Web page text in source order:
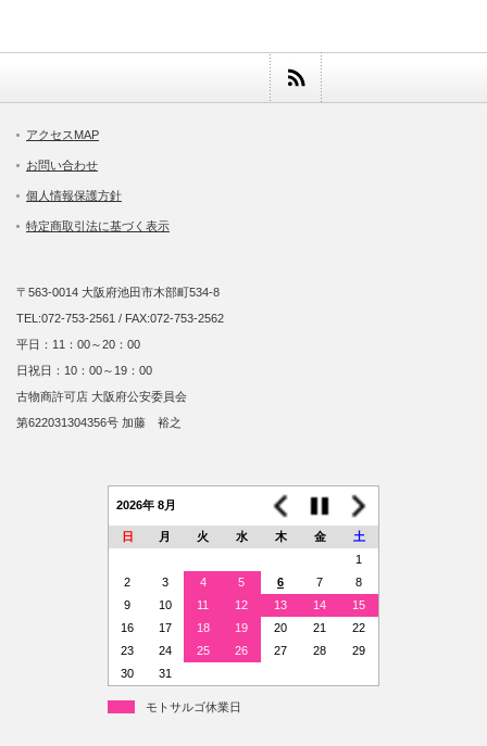
アクセスMAP
お問い合わせ
個人情報保護方針
特定商取引法に基づく表示
〒563-0014 大阪府池田市木部町534-8
TEL:072-753-2561 / FAX:072-753-2562
平日：11：00～20：00
日祝日：10：00～19：00
古物商許可店 大阪府公安委員会
第622031304356号 加藤 裕之
2026年 8月
日 月 火 水 木 金
土
1
2
3 4 5 6 7
8
9
10 11 12 13 14
15
16
17 18 19 20 21
22
23
24 25 26 27 28
29
30
31
モトサルゴ休業日